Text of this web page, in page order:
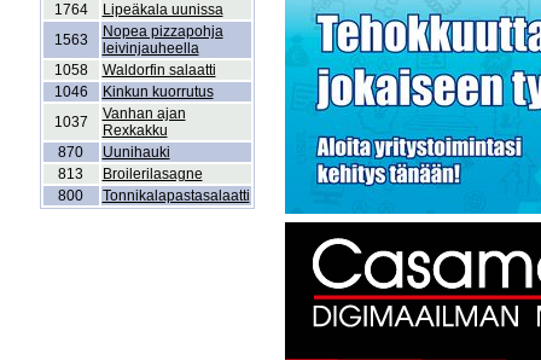
1764
Lipeäkala uunissa
1563
Nopea pizzapohja
leivinjauheella
1058
Waldorfin salaatti
1046
Kinkun kuorrutus
1037
Vanhan ajan
Rexkakku
870
Uunihauki
813
Broilerilasagne
800
Tonnikalapastasalaatti